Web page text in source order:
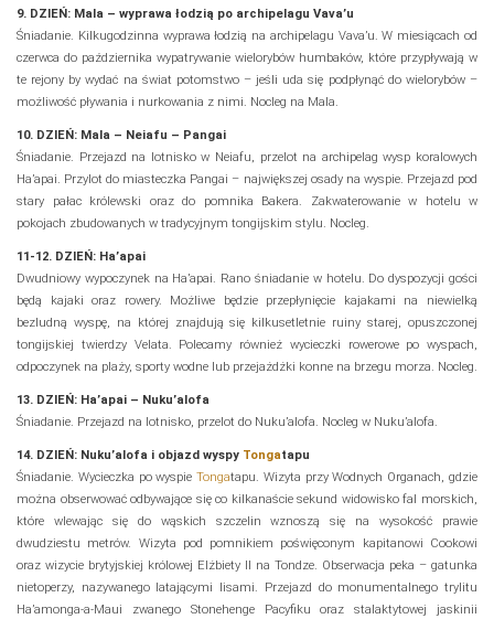
9. DZIEŃ: Mala – wyprawa łodzią po archipelagu Vava’u
Śniadanie. Kilkugodzinna wyprawa łodzią na archipelagu Vava’u. W miesiącach od
czerwca do października wypatrywanie wielorybów humbaków, które przypływają w
te rejony by wydać na świat potomstwo – jeśli uda się podpłynąć do wielorybów –
możliwość pływania i nurkowania z nimi. Nocleg na Mala.
10. DZIEŃ: Mala – Neiafu – Pangai
Śniadanie. Przejazd na lotnisko w Neiafu, przelot na archipelag wysp koralowych
Ha’apai. Przylot do miasteczka Pangai – największej osady na wyspie. Przejazd pod
stary pałac królewski oraz do pomnika Bakera. Zakwaterowanie w hotelu w
pokojach zbudowanych w tradycyjnym tongijskim stylu. Nocleg.
11-12. DZIEŃ: Ha’apai
Dwudniowy wypoczynek na Ha’apai. Rano śniadanie w hotelu. Do dyspozycji gości
będą kajaki oraz rowery. Możliwe będzie przepłynięcie kajakami na niewielką
bezludną wyspę, na której znajdują się kilkusetletnie ruiny starej, opuszczonej
tongijskiej twierdzy Velata. Polecamy również wycieczki rowerowe po wyspach,
odpoczynek na plaży, sporty wodne lub przejażdżki konne na brzegu morza. Nocleg.
13. DZIEŃ: Ha’apai – Nuku’alofa
Śniadanie. Przejazd na lotnisko, przelot do Nuku’alofa. Nocleg w Nuku’alofa.
14. DZIEŃ: Nuku’alofa i objazd wyspy Tongatapu
Śniadanie. Wycieczka po wyspieTongatapu. Wizyta przy Wodnych Organach, gdzie
można obserwować odbywające się co kilkanaście sekund widowisko fal morskich,
które wlewając się do wąskich szczelin wznoszą się na wysokość prawie
dwudziestu metrów. Wizyta pod pomnikiem poświęconym kapitanowi Cookowi
oraz wizycie brytyjskiej królowej Elżbiety II na Tondze. Obserwacja peka – gatunka
nietoperzy, nazywanego latającymi lisami. Przejazd do monumentalnego trylitu
Ha’amonga-a-Maui zwanego Stonehenge Pacyfiku oraz stalaktytowej jaskinii